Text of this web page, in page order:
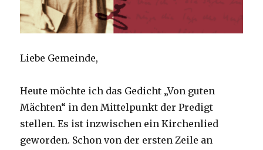
Liebe Gemeinde,
Heute möchte ich das Gedicht „Von guten
Mächten“ in den Mittelpunkt der Predigt
stellen. Es ist inzwischen ein Kirchenlied
geworden. Schon von der ersten Zeile an